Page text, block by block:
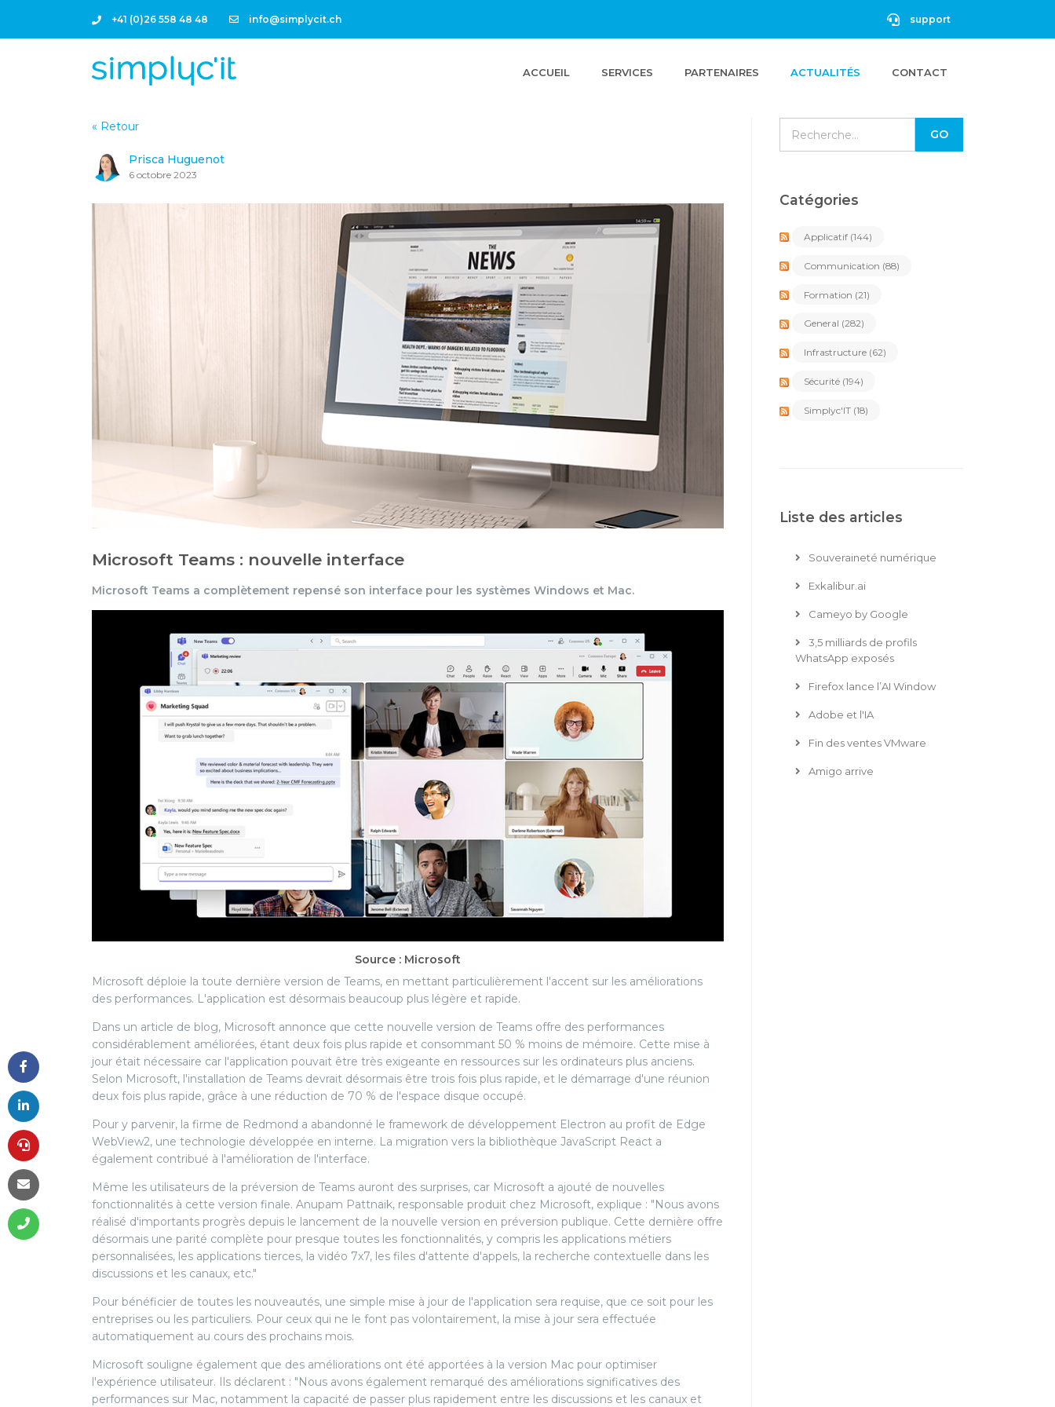
+41 (0)26 558 48 48 info@simplycit.ch support
ACCUEIL(CURRENT)SERVICES PARTENAIRES ACTUALITÉS CONTACT
« Retour
Prisca Huguenot
6 octobre 2023
Microsoft Teams : nouvelle interface
Microsoft Teams a complètement repensé son interface pour les systèmes Windows et Mac.
Source : Microsoft
Microsoft déploie la toute dernière version de Teams, en mettant particulièrement l'accent sur les améliorations
des performances. L'application est désormais beaucoup plus légère et rapide.
Dans un article de blog, Microsoft annonce que cette nouvelle version de Teams offre des performances
considérablement améliorées, étant deux fois plus rapide et consommant 50 % moins de mémoire. Cette mise à
jour était nécessaire car l'application pouvait être très exigeante en ressources sur les ordinateurs plus anciens.
Selon Microsoft, l'installation de Teams devrait désormais être trois fois plus rapide, et le démarrage d'une réunion
deux fois plus rapide, grâce à une réduction de 70 % de l'espace disque occupé.
Pour y parvenir, la firme de Redmond a abandonné le framework de développement Electron au profit de Edge
WebView2, une technologie développée en interne. La migration vers la bibliothèque JavaScript React a
également contribué à l'amélioration de l'interface.
Même les utilisateurs de la préversion de Teams auront des surprises, car Microsoft a ajouté de nouvelles
fonctionnalités à cette version finale. Anupam Pattnaik, responsable produit chez Microsoft, explique : "Nous avons
réalisé d'importants progrès depuis le lancement de la nouvelle version en préversion publique. Cette dernière offre
désormais une parité complète pour presque toutes les fonctionnalités, y compris les applications métiers
personnalisées, les applications tierces, la vidéo 7x7, les files d'attente d'appels, la recherche contextuelle dans les
discussions et les canaux, etc."
Pour bénéficier de toutes les nouveautés, une simple mise à jour de l'application sera requise, que ce soit pour les
entreprises ou les particuliers. Pour ceux qui ne le font pas volontairement, la mise à jour sera effectuée
automatiquement au cours des prochains mois.
Microsoft souligne également que des améliorations ont été apportées à la version Mac pour optimiser
l'expérience utilisateur. Ils déclarent : "Nous avons également remarqué des améliorations significatives des
performances sur Mac, notamment la capacité de passer plus rapidement entre les discussions et les canaux et
Catégories
Applicatif (144)
Communication (88)
Formation (21)
General (282)
Infrastructure (62)
Sécurité (194)
Simplyc'IT (18)
Liste des articles
Souveraineté numérique
Exkalibur.ai
Cameyo by Google
3,5 milliards de profils
WhatsApp exposés
Firefox lance l’AI Window
Adobe et l'IA
Fin des ventes VMware
Amigo arrive